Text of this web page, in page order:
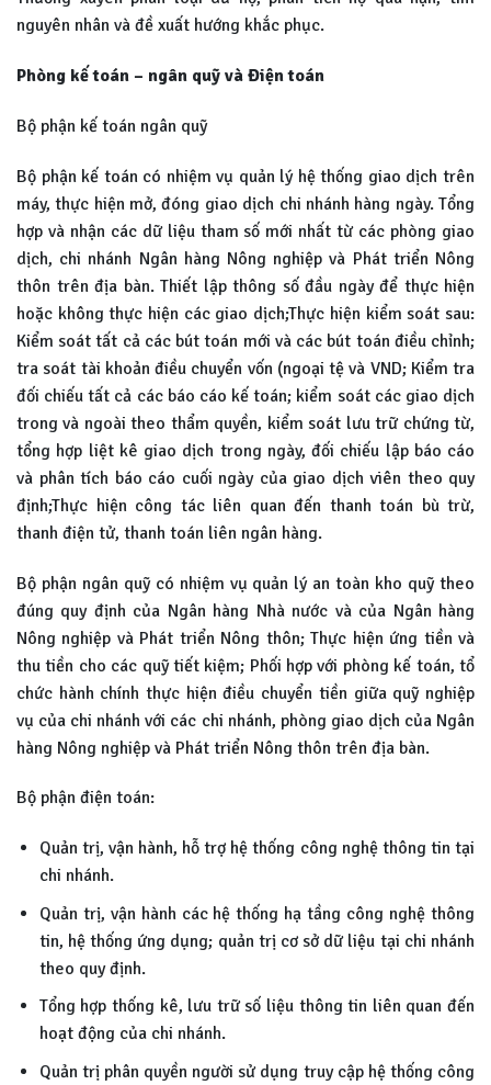
nguyên nhân và đề xuất hướng khắc phục.
Phòng kế toán – ngân quỹ và Điện toán
Bộ phận kế toán ngân quỹ
Bộ phận kế toán có nhiệm vụ quản lý hệ thống giao dịch trên
máy, thực hiện mở, đóng giao dịch chi nhánh hàng ngày. Tổng
hợp và nhận các dữ liệu tham số mới nhất từ các phòng giao
dịch, chi nhánh Ngân hàng Nông nghiệp và Phát triển Nông
thôn trên địa bàn. Thiết lập thông số đầu ngày để thực hiện
hoặc không thực hiện các giao dịch;Thực hiện kiểm soát sau:
Kiểm soát tất cả các bút toán mới và các bút toán điều chỉnh;
tra soát tài khoản điều chuyển vốn (ngoại tệ và VND; Kiểm tra
đối chiếu tất cả các báo cáo kế toán; kiểm soát các giao dịch
trong và ngoài theo thẩm quyền, kiểm soát lưu trữ chứng từ,
tổng hợp liệt kê giao dịch trong ngày, đối chiếu lập báo cáo
và phân tích báo cáo cuối ngày của giao dịch viên theo quy
định;Thực hiện công tác liên quan đến thanh toán bù trừ,
thanh điện tử, thanh toán liên ngân hàng.
Bộ phận ngân quỹ có nhiệm vụ quản lý an toàn kho quỹ theo
đúng quy định của Ngân hàng Nhà nước và của Ngân hàng
Nông nghiệp và Phát triển Nông thôn; Thực hiện ứng tiền và
thu tiền cho các quỹ tiết kiệm; Phối hợp với phòng kế toán, tổ
chức hành chính thực hiện điều chuyển tiền giữa quỹ nghiệp
vụ của chi nhánh với các chi nhánh, phòng giao dịch của Ngân
hàng Nông nghiệp và Phát triển Nông thôn trên địa bàn.
Bộ phận điện toán:
Quản trị, vận hành, hỗ trợ hệ thống công nghệ thông tin tại
chi nhánh.
Quản trị, vận hành các hệ thống hạ tầng công nghệ thông
tin, hệ thống ứng dụng; quản trị cơ sở dữ liệu tại chi nhánh
theo quy định.
Tổng hợp thống kê, lưu trữ số liệu thông tin liên quan đến
hoạt động của chi nhánh.
Quản trị phân quyền người sử dụng truy cập hệ thống công